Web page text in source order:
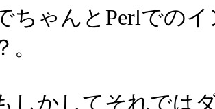
ちゃんとPerlでの
。
しかしてそれでは